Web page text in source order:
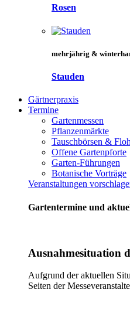
Rosen
mehrjährig &
Stauden
Gärtnerpraxis
Termine
Gartenmessen
Pflanzenmärkte
Tauschbörsen &
Offene Gartenpforte
Garten-Führungen
Botanische Vorträge
Veranstaltungen
Gartentermine und
Ausnahmesituation
Aufgrund der aktuellen
Seiten der